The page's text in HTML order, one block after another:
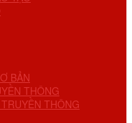
BẢN
THÔNG
THÔNG